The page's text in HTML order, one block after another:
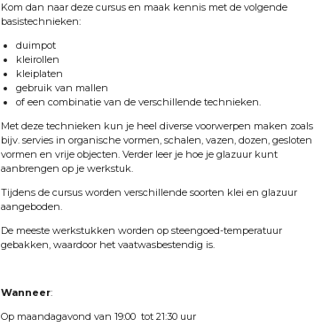
Kom dan naar deze cursus en maak kennis met de volgende
basistechnieken:
duimpot
kleirollen
kleiplaten
gebruik van mallen
of een combinatie van de verschillende technieken.
Met deze technieken kun je heel diverse voorwerpen maken zoals
bijv. servies in organische vormen, schalen, vazen, dozen, gesloten
vormen en vrije objecten. Verder leer je hoe je glazuur kunt
aanbrengen op je werkstuk.
Tijdens de cursus worden verschillende soorten klei en glazuur
aangeboden.
De meeste werkstukken worden op steengoed-temperatuur
gebakken, waardoor het vaatwasbestendig is.
Wanneer:
Op maandagavond van 19:00 tot 21:30 uur